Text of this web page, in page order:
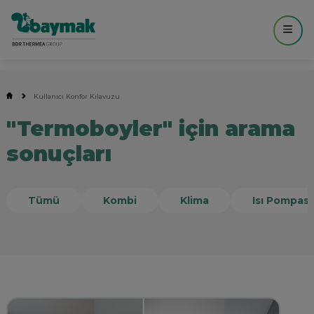
Kullanıcı Konfor Kılavuzu
"Termoboyler" için arama
sonuçları
Tümü Kombi Klima Isı Pompası